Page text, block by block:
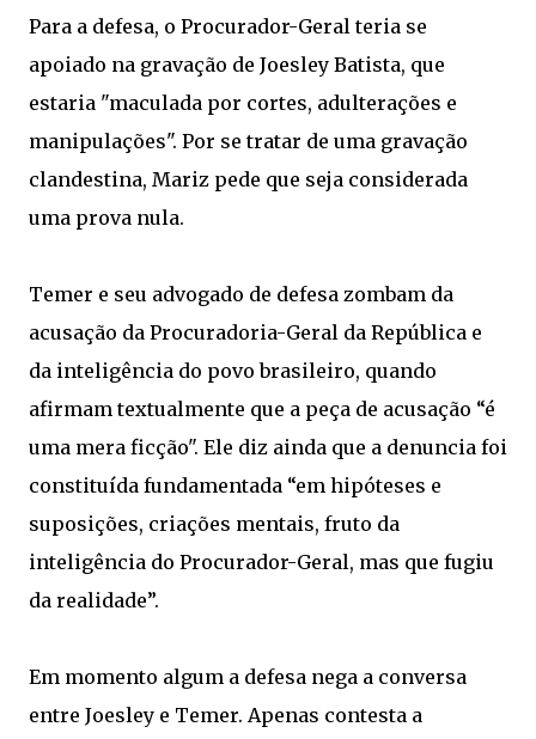
Para a defesa, o Procurador-Geral teria se
apoiado na gravação de Joesley Batista, que
estaria "maculada por cortes, adulterações e
manipulações". Por se tratar de uma gravação
clandestina, Mariz pede que seja considerada
uma prova nula.
Temer e seu advogado de defesa zombam da
acusação da Procuradoria-Geral da República e
da inteligência do povo brasileiro, quando
afirmam textualmente que a peça de acusação “é
uma mera ficção". Ele diz ainda que a denuncia foi
constituída fundamentada “em hipóteses e
suposições, criações mentais, fruto da
inteligência do Procurador-Geral, mas que fugiu
da realidade”.
Em momento algum a defesa nega a conversa
entre Joesley e Temer. Apenas contesta a